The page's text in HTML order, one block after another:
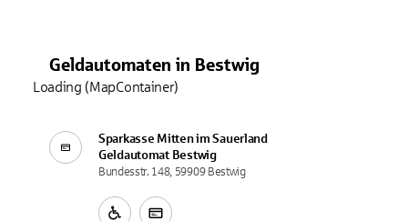
Geldautomaten in Bestwig
Sparkasse Mitten im Sauerland
Geldautomat Bestwig
Bundesstr. 148, 59909 Bestwig
Loading (MapContainer)